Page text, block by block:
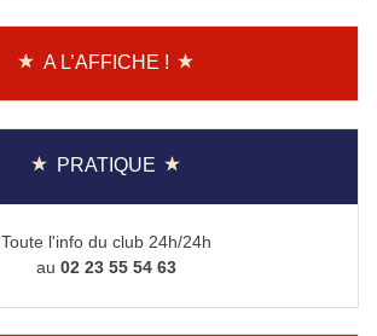
A L’AFFICHE !
PRATIQUE
Toute l'info du club 24h/24h
au 02 23 55 54 63